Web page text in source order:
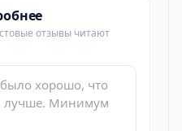
отзывы читают